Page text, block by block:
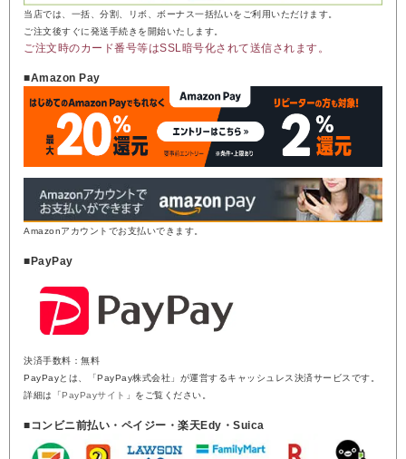
当店では、一括、分割、リボ、ボーナス一括払いをご利用いただけます。
ご注文後すぐに発送手続きを開始いたします。
ご注文時のカード番号等はSSL暗号化されて送信されます。
■Amazon Pay
Amazonアカウントでお支払いできます。
■PayPay
決済手数料：無料
PayPayとは、「PayPay株式会社」が運営するキャッシュレス決済サービスです。
詳細は「PayPayサイト 」をご覧ください。
■コンビニ前払い・ペイジー・楽天Edy・Suica